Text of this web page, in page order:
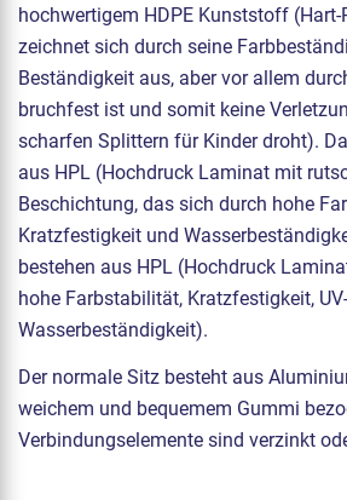
hochwertigem HDPE Kunststoff
zeichnet sich durch seine
Beständigkeit aus, aber vor allem
bruchfest ist und somit keine
scharfen Splittern für Kinder droht).
aus HPL (Hochdruck Laminat mit
Beschichtung, das sich durch hohe
Kratzfestigkeit und
bestehen aus HPL (Hochdruck
hohe Farbstabilität, Kratzfestigkeit,
Wasserbeständigkeit).
Der normale Sitz besteht aus
weichem und bequemem Gummi
Verbindungselemente sind verzinkt